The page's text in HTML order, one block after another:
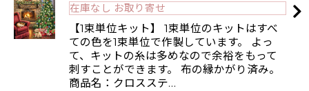
在庫なし お取り寄せ
【1束単位キット】 1束単位のキットはすべ
ての色を1束単位で作製しています。 よっ
て、キットの糸は多めなので余裕をもって
刺すことができます。 布の縁かがり済み。
商品名：クロスステ…